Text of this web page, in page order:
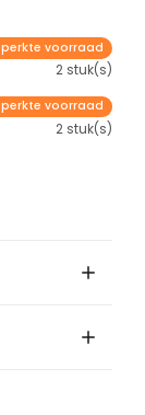
voorraad
2 stuk(s)
voorraad
2 stuk(s)